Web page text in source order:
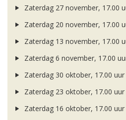
Zaterdag 27 november, 17.00
Zaterdag 20 november, 17.00
Zaterdag 13 november, 17.00
Zaterdag 6 november, 17.00
Zaterdag 30 oktober, 17.00 uur
Zaterdag 23 oktober, 17.00 uur
Zaterdag 16 oktober, 17.00 uur